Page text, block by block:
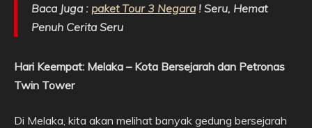
Baca Juga : paket Tour 3 Negara ! Seru, Hemat
Penuh Cerita Seru
Hari Keempat: Melaka – Kota Bersejarah dan Petronas
Twin Tower
Di Melaka, kita akan melihat banyak gedung bersejarah